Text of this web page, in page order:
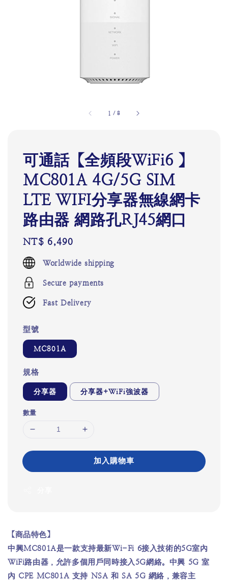
1 /8
可通話【全頻段WiFi6 】
MC801A 4G/5G SIM
LTE WIFI分享器無線網卡
路由器 網路孔RJ45網口
Regular
price
NT$ 6,490
Worldwide shipping
Secure payments
Fast Delivery
型號
MC801A
規格
分享器 分享器+WiFi強波器
數量
加入購物車
【商品特色】
中興MC801A是一款支持最新Wi-Fi 6接入技術的5G室內
WiFi路由器，允許多個用戶同時接入5G網絡。中興 5G 室
內 CPE MC801A 支持 NSA 和 SA 5G 網絡，兼容主